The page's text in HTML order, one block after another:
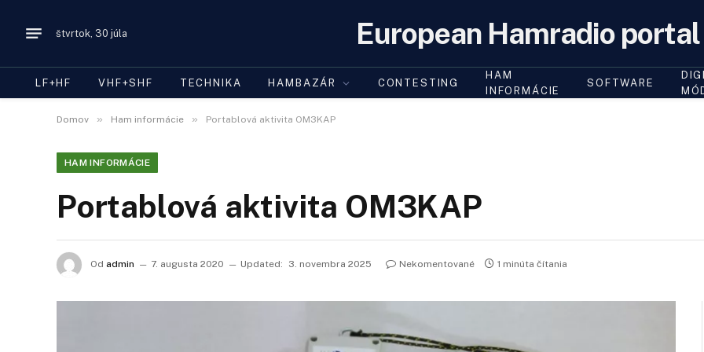
štvrtok, 30 júla European Hamradio portal
LF+HF VHF+SHF TECHNIKA HAMBAZÁR CONTESTING
HAM
INFORMÁCIE
SOFTWARE
Domov » Ham informácie » Portablová aktivita OM3KAP
HAM INFORMÁCIE
Portablová aktivita OM3KAP
Od admin 7. augusta 2020 Updated: 3. novembra 2025 Nekomentované 1 minúta čítania